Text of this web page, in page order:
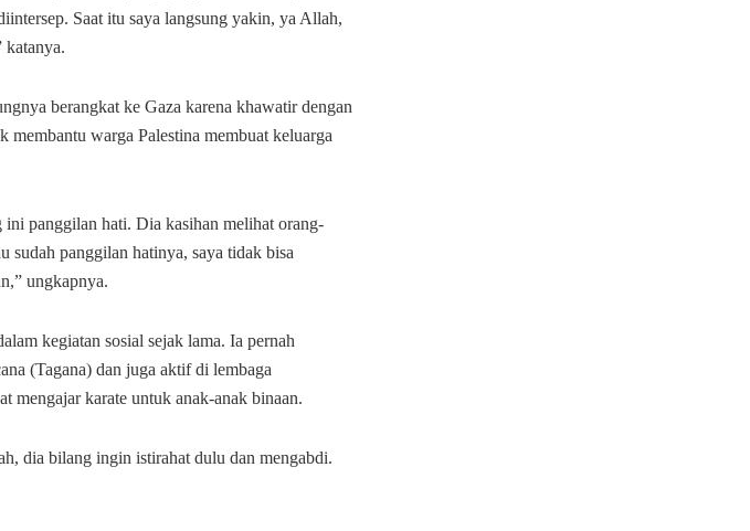
Saat itu saya langsung yakin, ya Allah,
katanya.
berangkat ke Gaza karena khawatir dengan
warga Palestina membuat keluarga
panggilan hati. Dia kasihan melihat orang-
sudah panggilan hatinya, saya tidak bisa
ungkapnya.
kegiatan sosial sejak lama. Ia pernah
(Tagana) dan juga aktif di lembaga
mengajar karate untuk anak-anak binaan.
dia bilang ingin istirahat dulu dan mengabdi.